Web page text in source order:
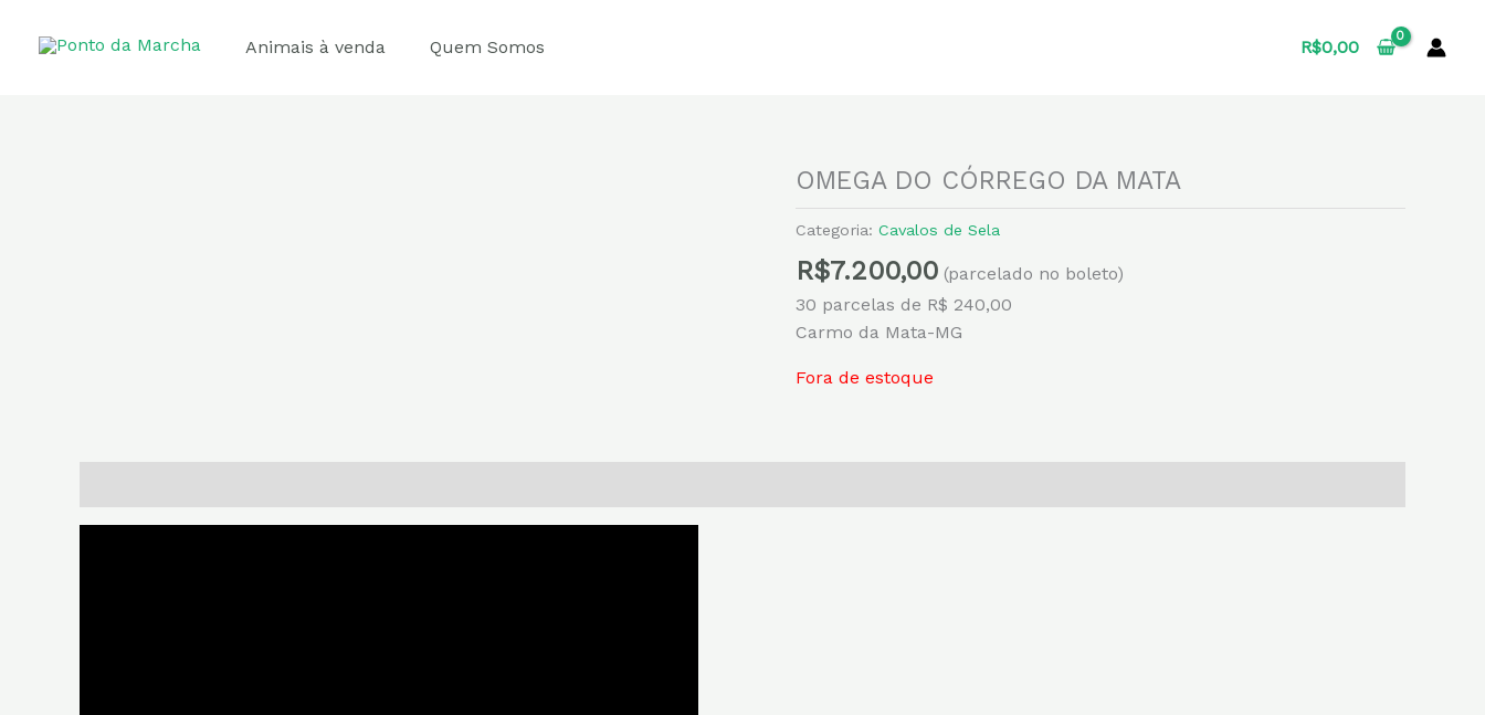
Animais à venda Quem Somos R$0,00
OMEGA DO CÓRREGO DA MATA
Categoria: Cavalos de Sela
R$7.200,00 (parcelado no boleto)
30 parcelas de R$ 240,00
Carmo da Mata-MG
Fora de estoque